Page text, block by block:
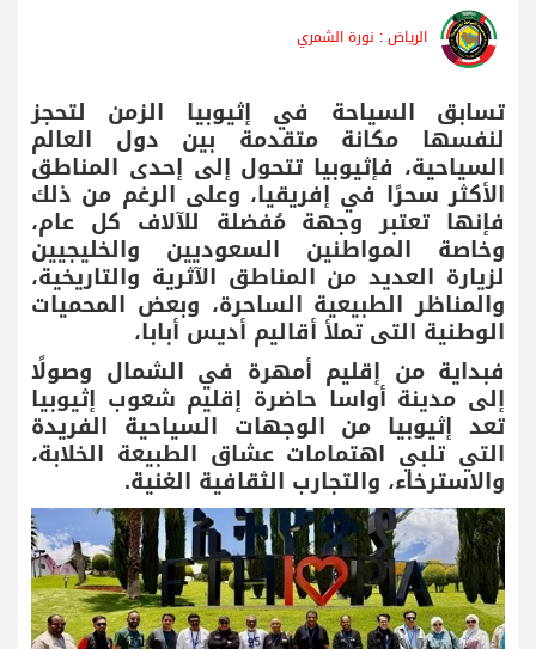
الرياض : نورة الشمري
تسابق السياحة في إثيوبيا الزمن لتحجز
لنفسها مكانة متقدمة بين دول العالم
السياحية، فإثيوبيا تتحول إلى إحدى المناطق
الأكثر سحرًا في إفريقيا، وعلى الرغم من ذلك
فإنها تعتبر وجهة مُفضلة للآلاف كل عام،
وخاصة المواطنين السعوديين والخليجيين
لزيارة العديد من المناطق الآثرية والتاريخية،
والمناظر الطبيعية الساحرة، وبعض المحميات
الوطنية التى تملأ أقاليم أديس أبابا،
فبداية من إقليم أمهرة في الشمال وصولًا
إلى مدينة أواسا حاضرة إقليم شعوب إثيوبيا
تعد إثيوبيا من الوجهات السياحية الفريدة
التي تلبي اهتمامات عشاق الطبيعة الخلابة،
والاسترخاء، والتجارب الثقافية الغنية.